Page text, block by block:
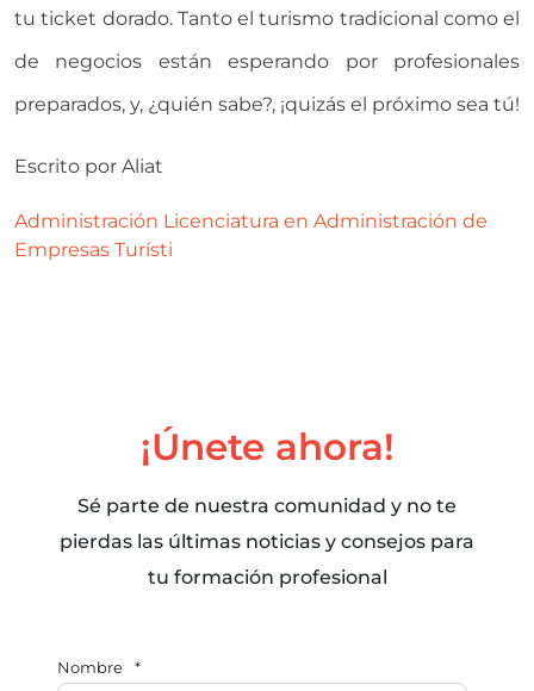
tu ticket dorado. Tanto el turismo tradicional como el
de negocios están esperando por profesionales
preparados, y, ¿quién sabe?, ¡quizás el próximo sea tú!
Escrito por Aliat
Administración Licenciatura en Administración de
Empresas Turísti
¡Únete ahora!
Sé parte de nuestra comunidad y no te
pierdas las últimas noticias y consejos para
tu formación profesional
Nombre *